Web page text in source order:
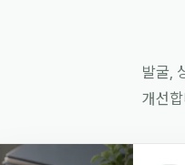
발굴,
개선